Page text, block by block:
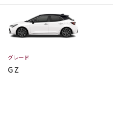
グレード
G Z